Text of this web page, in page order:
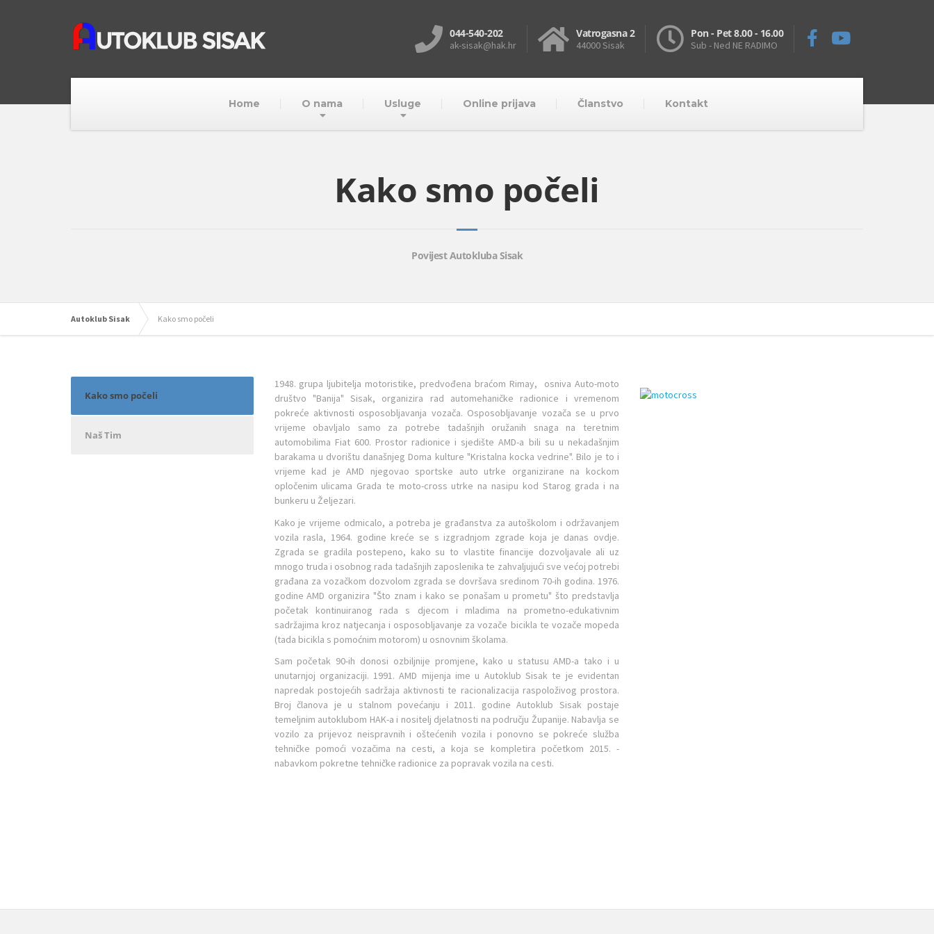
044-540-202
ak-sisak@hak.hr
Vatrogasna 2
44000 Sisak
Pon - Pet 8.00 - 16.00
Sub - Ned NE RADIMO
Home O nama Usluge Online prijava Članstvo Kontakt
Kako smo počeli
Povijest Autokluba Sisak
Autoklub Sisak Kako smo počeli
1948. grupa ljubitelja motoristike, predvođena braćom Rimay, osniva Auto-moto
društvo "Banija" Sisak, organizira rad automehaničke radionice i vremenom
pokreće aktivnosti osposobljavanja vozača. Osposobljavanje vozača se u prvo
vrijeme obavljalo samo za potrebe tadašnjih oružanih snaga na teretnim
automobilima Fiat 600. Prostor radionice i sjedište AMD-a bili su u nekadašnjim
barakama u dvorištu današnjeg Doma kulture "Kristalna kocka vedrine". Bilo je to i
vrijeme kad je AMD njegovao sportske auto utrke organizirane na kockom
opločenim ulicama Grada te moto-cross utrke na nasipu kod Starog grada i na
bunkeru u Željezari.
Kako je vrijeme odmicalo, a potreba je građanstva za autoškolom i održavanjem
vozila rasla, 1964. godine kreće se s izgradnjom zgrade koja je danas ovdje.
Zgrada se gradila postepeno, kako su to vlastite financije dozvoljavale ali uz
mnogo truda i osobnog rada tadašnjih zaposlenika te zahvaljujući sve većoj potrebi
građana za vozačkom dozvolom zgrada se dovršava sredinom 70-ih godina. 1976.
godine AMD organizira "Što znam i kako se ponašam u prometu" što predstavlja
početak kontinuiranog rada s djecom i mladima na prometno-edukativnim
sadržajima kroz natjecanja i osposobljavanje za vozače bicikla te vozače mopeda
(tada bicikla s pomoćnim motorom) u osnovnim školama.
Sam početak 90-ih donosi ozbiljnije promjene, kako u statusu AMD-a tako i u
unutarnjoj organizaciji. 1991. AMD mijenja ime u Autoklub Sisak te je evidentan
napredak postojećih sadržaja aktivnosti te racionalizacija raspoloživog prostora.
Broj članova je u stalnom povećanju i 2011. godine Autoklub Sisak postaje
temeljnim autoklubom HAK-a i nositelj djelatnosti na području Županije. Nabavlja se
vozilo za prijevoz neispravnih i oštećenih vozila i ponovno se pokreće služba
tehničke pomoći vozačima na cesti, a koja se kompletira početkom 2015. -
nabavkom pokretne tehničke radionice za popravak vozila na cesti.
Kako smo počeli
Naš Tim